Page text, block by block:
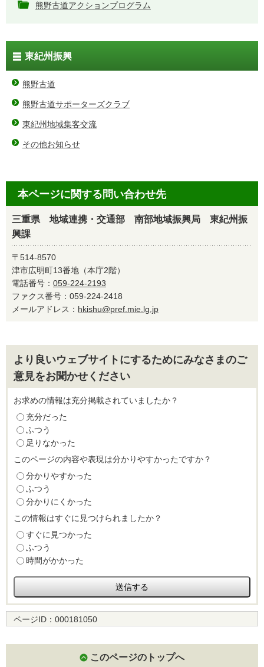
熊野古道アクションプログラム
東紀州振興
熊野古道
熊野古道サポーターズクラブ
東紀州地域集客交流
その他お知らせ
本ページに関する問い合わせ先
三重県 地域連携・交通部 南部地域振興局 東紀州振
興課
〒514-8570
津市広明町13番地（本庁2階）
電話番号： 059-224-2193
ファクス番号：059-224-2418
メールアドレス： hkishu@pref.mie.lg.jp
より良いウェブサイトにするためにみなさまのご
意見をお聞かせください
お求めの情報は充分掲載されていましたか？
充分だった
ふつう
足りなかった
このページの内容や表現は分かりやすかったですか？
分かりやすかった
ふつう
分かりにくかった
この情報はすぐに見つけられましたか？
すぐに見つかった
ふつう
時間がかかった
ページID： 000181050
このページのトップへ